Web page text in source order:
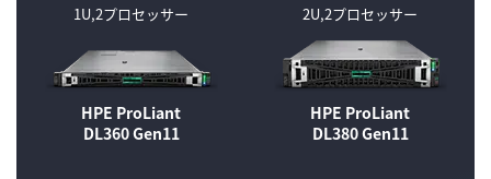
1U,2プロセッサー
HPE ProLiant
DL360 Gen11
2U,2プロセッサー
HPE ProLiant
DL380 Gen11